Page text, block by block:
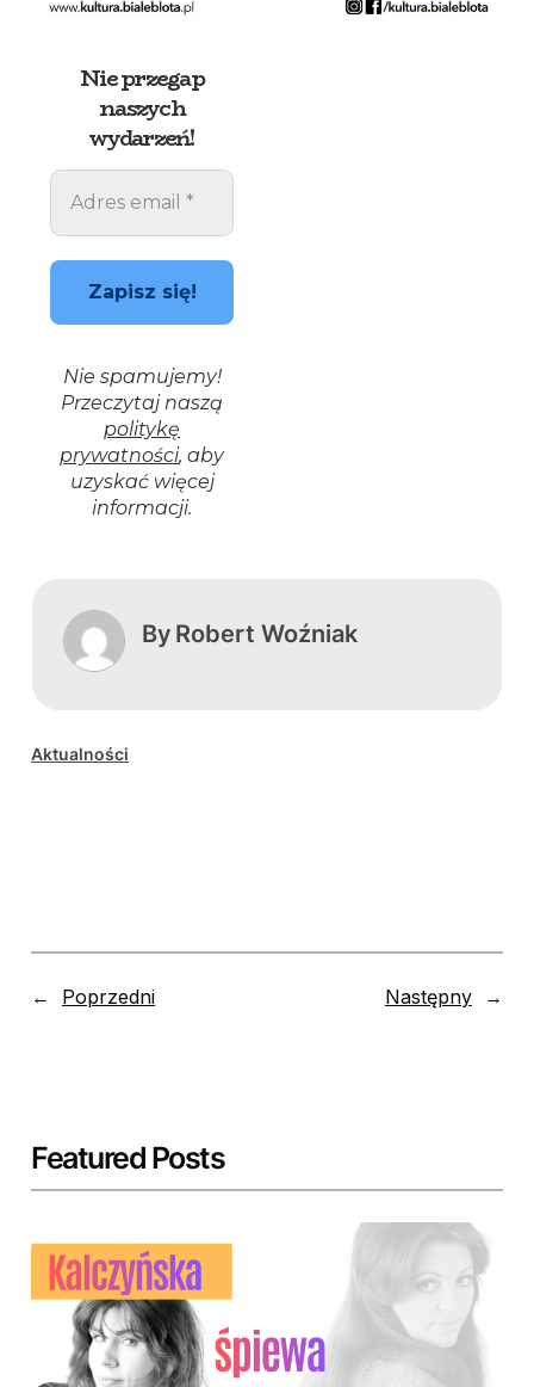
Nie przegap
naszych
wydarzeń!
Nie spamujemy!
Przeczytaj naszą
politykę
prywatności, aby
uzyskać więcej
informacji.
By Robert Woźniak
Aktualności
← Poprzedni Następny →
Featured Posts